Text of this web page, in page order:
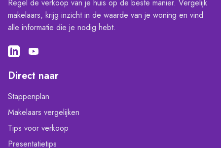
Regel de verkoop van je huis op de beste manier. Vergelijk
makelaars, krijg inzicht in de waarde van je woning en vind
alle informatie die je nodig hebt.
Direct naar
Stappenplan
Makelaars vergelijken
Tips voor verkoop
Presentatietips